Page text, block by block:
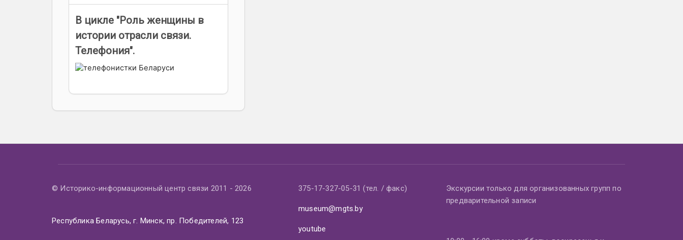
В цикле "Роль женщины в
истории отрасли связи.
Телефония".
© Историко-информационный центр связи 2011 - 2026
Республика Беларусь, г. Минск, пр. Победителей, 123
375-17-327-05-31 (тел. / факс)
museum@mgts.by
youtube
Экскурсии только для организованных групп по
предварительной записи